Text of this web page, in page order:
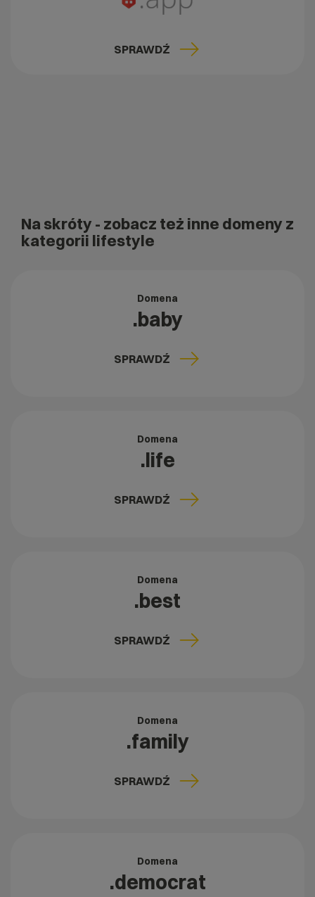
SPRAWDŹ
Na skróty - zobacz też inne domeny z
kategorii lifestyle
Domena
.baby
SPRAWDŹ
Domena
.life
SPRAWDŹ
Domena
.best
SPRAWDŹ
Domena
.family
SPRAWDŹ
Domena
.democrat